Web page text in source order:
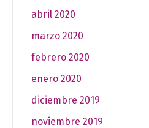
abril 2020
marzo 2020
febrero 2020
enero 2020
diciembre 2019
noviembre 2019